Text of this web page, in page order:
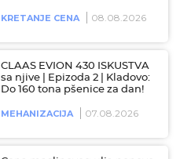
KRETANJE CENA 08.08.2026
CLAAS EVION 430 ISKUSTVA
sa njive | Epizoda 2 | Kladovo:
Do 160 tona pšenice za dan!
MEHANIZACIJA 07.08.2026